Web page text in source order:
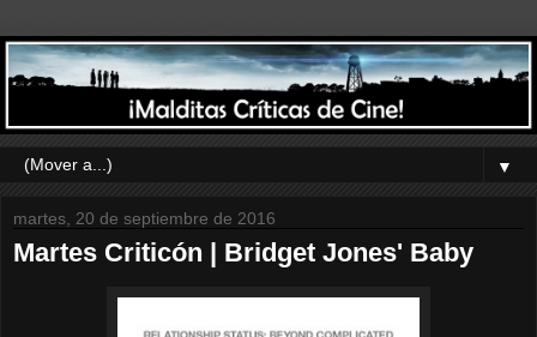
▼
martes, 20 de septiembre de 2016
Martes Criticón | Bridget Jones' Baby